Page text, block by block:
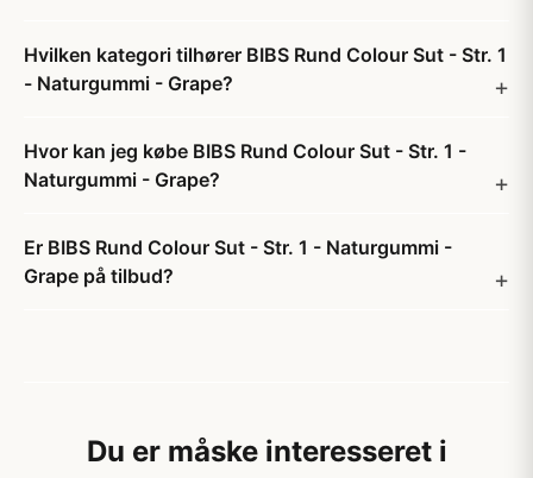
Hvilken kategori tilhører BIBS Rund Colour Sut - Str. 1
- Naturgummi - Grape?
Hvor kan jeg købe BIBS Rund Colour Sut - Str. 1 -
Naturgummi - Grape?
Er BIBS Rund Colour Sut - Str. 1 - Naturgummi -
Grape på tilbud?
Du er måske interesseret i